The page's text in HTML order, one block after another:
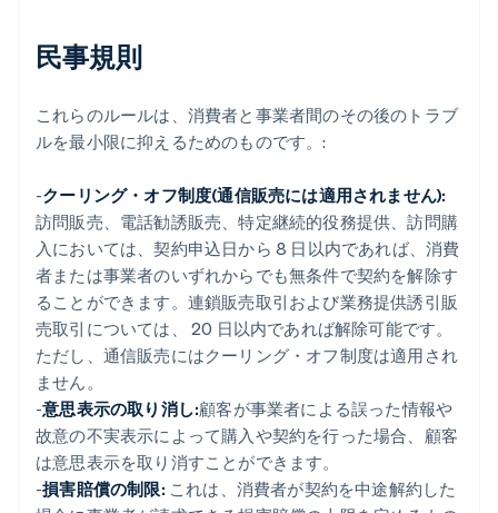
民事規則
これらのルールは、消費者と事業者間のその後のトラブ
ルを最小限に抑えるためのものです。:
-クーリング・オフ制度(通信販売には適用されません):
訪問販売、電話勧誘販売、特定継続的役務提供、訪問購
入においては、契約申込日から 8 日以内であれば、消費
者または事業者のいずれからでも無条件で契約を解除す
ることができます。連鎖販売取引および業務提供誘引販
売取引については、 20 日以内であれば解除可能です。
ただし、通信販売にはクーリング・オフ制度は適用され
ません。
-意思表示の取り消し:顧客が事業者による誤った情報や
故意の不実表示によって購入や契約を行った場合、顧客
は意思表示を取り消すことができます。
-損害賠償の制限: これは、消費者が契約を中途解約した